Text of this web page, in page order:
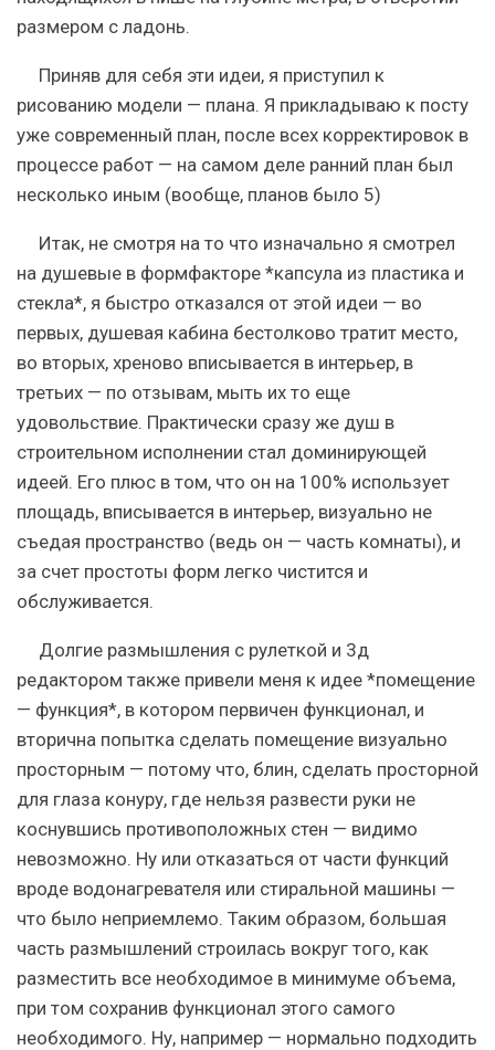
размером с ладонь.
Приняв для себя эти идеи, я приступил к
рисованию модели — плана. Я прикладываю к посту
уже современный план, после всех корректировок в
процессе работ — на самом деле ранний план был
несколько иным (вообще, планов было 5)
Итак, не смотря на то что изначально я смотрел
на душевые в формфакторе *капсула из пластика и
стекла*, я быстро отказался от этой идеи — во
первых, душевая кабина бестолково тратит место,
во вторых, хреново вписывается в интерьер, в
третьих — по отзывам, мыть их то еще
удовольствие. Практически сразу же душ в
строительном исполнении стал доминирующей
идеей. Его плюс в том, что он на 100% использует
площадь, вписывается в интерьер, визуально не
съедая пространство (ведь он — часть комнаты), и
за счет простоты форм легко чистится и
обслуживается.
Долгие размышления с рулеткой и 3д
редактором также привели меня к идее *помещение
— функция*, в котором первичен функционал, и
вторична попытка сделать помещение визуально
просторным — потому что, блин, сделать просторной
для глаза конуру, где нельзя развести руки не
коснувшись противоположных стен — видимо
невозможно. Ну или отказаться от части функций
вроде водонагревателя или стиральной машины —
что было неприемлемо. Таким образом, большая
часть размышлений строилась вокруг того, как
разместить все необходимое в минимуме объема,
при том сохранив функционал этого самого
необходимого. Ну, например — нормально подходить